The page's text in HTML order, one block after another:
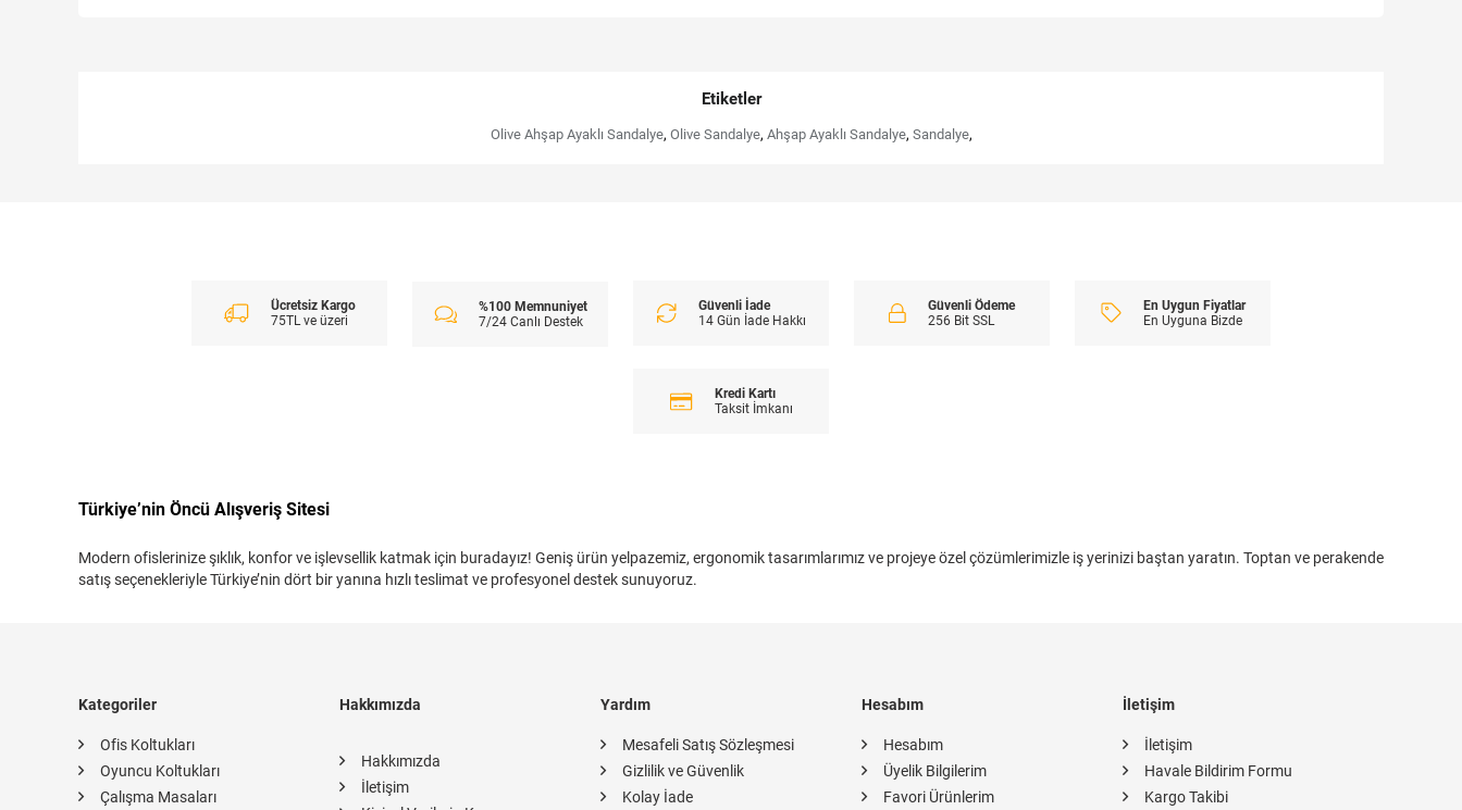
Etiketler
Olive Ahşap Ayaklı Sandalye, Olive Sandalye, Ahşap Ayaklı Sandalye, Sandalye,
Ücretsiz Kargo
75TL ve üzeri
%100 Memnuniyet
7/24 Canlı Destek
Güvenli İade
14 Gün İade Hakkı
Güvenli Ödeme
256 Bit SSL
En Uygun Fiyatlar
En Uyguna Bizde
Kredi Kartı
Taksit İmkanı
Türkiye’nin Öncü Alışveriş Sitesi
Modern ofislerinize şıklık, konfor ve işlevsellik katmak için buradayız! Geniş ürün yelpazemiz, ergonomik tasarımlarımız ve projeye özel çözümlerimizle iş yerinizi baştan yaratın. Toptan ve perakende
satış seçenekleriyle Türkiye’nin dört bir yanına hızlı teslimat ve profesyonel destek sunuyoruz.
Kategoriler
Ofis Koltukları
Oyuncu Koltukları
Çalışma Masaları
Hakkımızda
Hakkımızda
İletişim
Yardım
Mesafeli Satış Sözleşmesi
Gizlilik ve Güvenlik
Kolay İade
Hesabım
Hesabım
Üyelik Bilgilerim
Favori Ürünlerim
İletişim
İletişim
Havale Bildirim Formu
Kargo Takibi